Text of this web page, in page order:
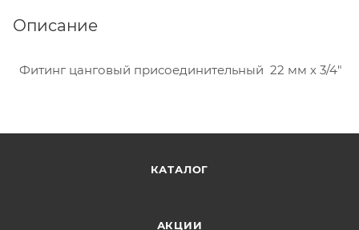
Описание
Фитинг цанговый присоединительный 22 мм х 3/4"
КАТАЛОГ
АКЦИИ